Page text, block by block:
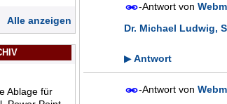
Alle anzeigen
Ablage für
-Antwort von
Dr. Michael Ludwig,
▶ Antwort
-Antwort von